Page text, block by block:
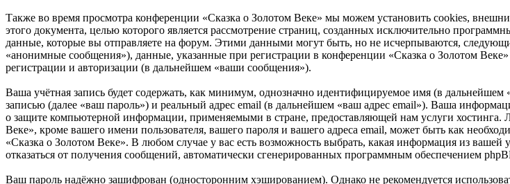
Также во время просмотра конференции «Сказка о Золотом Веке» мы можем установить cookies,
этого документа, целью которого является рассмотрение страниц, созданных исключительно
данные, которые вы отправляете на форум. Этими данными могут быть, но не исчерпываются,
«анонимные сообщения»), данные, указанные при регистрации в конференции «Сказка о Золотом
регистрации и авторизации (в дальнейшем «ваши сообщения»).
Ваша учётная запись будет содержать, как минимум, однозначно идентифицируемое имя (в
записью (далее «ваш пароль») и реальный адрес email (в дальнейшем «ваш адрес email»). Ваша
о защите компьютерной информации, применяемыми в стране, предоставляющей нам услуги
Веке», кроме вашего имени пользователя, вашего пароля и вашего адреса email, может быть как
«Сказка о Золотом Веке». В любом случае у вас есть возможность выбрать, какая информация из вашей
отказаться от получения сообщений, автоматически сгенерированных программным обеспечением
Ваш пароль надёжно зашифрован (односторонним хэшированием). Однако не рекомендуется